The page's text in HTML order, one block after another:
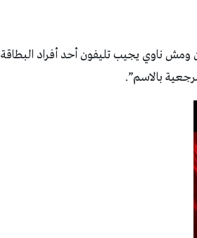
ومش ناوي يجيب تليفون أحد أفراد البطاقة
بالاسم”.